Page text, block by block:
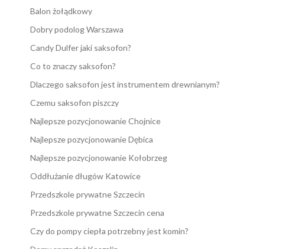
Balon żołądkowy
Dobry podolog Warszawa
Candy Dulfer jaki saksofon?
Co to znaczy saksofon?
Dlaczego saksofon jest instrumentem drewnianym?
Czemu saksofon piszczy
Najlepsze pozycjonowanie Chojnice
Najlepsze pozycjonowanie Dębica
Najlepsze pozycjonowanie Kołobrzeg
Oddłużanie długów Katowice
Przedszkole prywatne Szczecin
Przedszkole prywatne Szczecin cena
Czy do pompy ciepła potrzebny jest komin?